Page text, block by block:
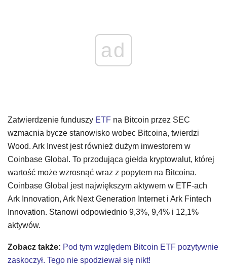
ad
Zatwierdzenie funduszy ETF na Bitcoin przez SEC
wzmacnia bycze stanowisko wobec Bitcoina, twierdzi
Wood. Ark Invest jest również dużym inwestorem w
Coinbase Global. To przodująca giełda kryptowalut, której
wartość może wzrosnąć wraz z popytem na Bitcoina.
Coinbase Global jest największym aktywem w ETF-ach
Ark Innovation, Ark Next Generation Internet i Ark Fintech
Innovation. Stanowi odpowiednio 9,3%, 9,4% i 12,1%
aktywów.
Zobacz także: Pod tym względem Bitcoin ETF pozytywnie
zaskoczył. Tego nie spodziewał się nikt!